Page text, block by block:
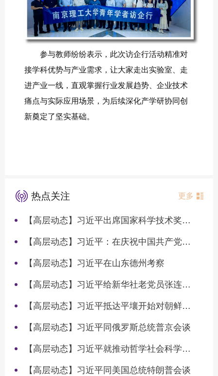
参与教师纷纷表示，此次访企行活动精准对
接学科优势与产业需求，让大家走出实验室、走
进产业一线，直观掌握行业发展趋势、企业技术
痛点与实际应用场景，为后续深化产学研协同创
新奠定了坚实基础。
热点关注 更多
【高层动态】习近平出席国家科学技术奖励大会两院院士大会中国科协第十一次全国代表大会并发表重要讲话
【高层动态】习近平：在庆祝中国共产党成立105周年大会上的讲话
【高层动态】习近平在山东德州考察
【高层动态】习近平给新华社老党员张连生回信强调 传承红色基因 在新征程上书写优异答卷
【高层动态】习近平抵达平壤开始对朝鲜进行国事访问
【高层动态】习近平同俄罗斯总统普京会谈
【高层动态】习近平就推动哲学社会科学高质量发展作出重要指示
【高层动态】习近平同美国总统特朗普会谈